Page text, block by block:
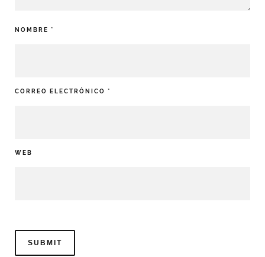
NOMBRE *
CORREO ELECTRÓNICO *
WEB